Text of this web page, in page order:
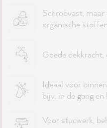
Schrobvast,
organische
Goede
Ideaal voor
bijv. in de gang en
Voor stucwerk,